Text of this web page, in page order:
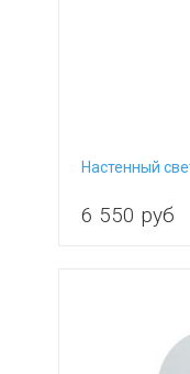
Настенный
6 550 руб